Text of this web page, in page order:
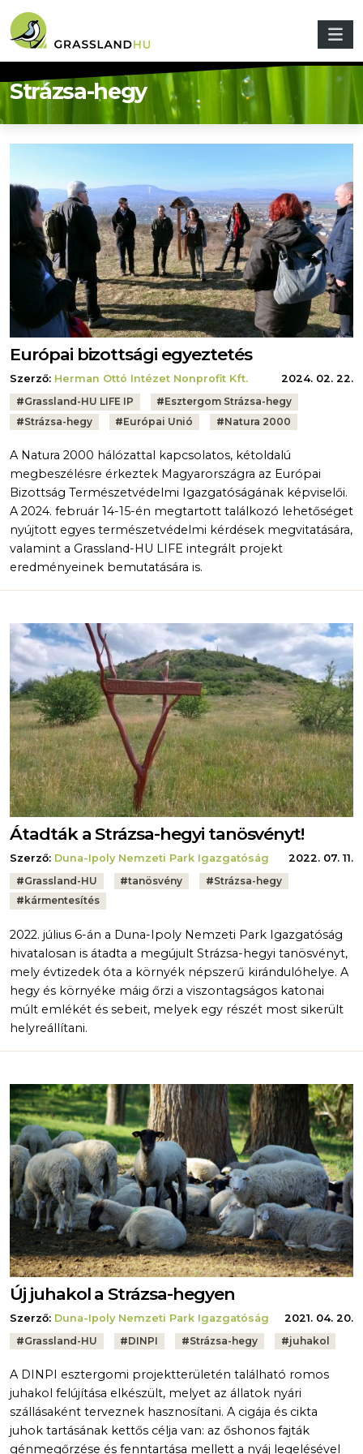
Strázsa-hegy
Európai bizottsági egyeztetés
Szerző: Herman Ottó Intézet Nonprofit Kft.
2024. 02. 22.
Tags:
#Grassland-HU LIFE IP #Esztergom Strázsa-hegy
#Strázsa-hegy #Európai Unió #Natura 2000
A Natura 2000 hálózattal kapcsolatos, kétoldalú
megbeszélésre érkeztek Magyarországra az Európai
Bizottság Természetvédelmi Igazgatóságának képviselői.
A 2024. február 14-15-én megtartott találkozó lehetőséget
nyújtott egyes természetvédelmi kérdések megvitatására,
valamint a Grassland-HU LIFE integrált projekt
eredményeinek bemutatására is.
Átadták a Strázsa-hegyi tanösvényt!
Szerző: Duna-Ipoly Nemzeti Park Igazgatóság
2022. 07. 11.
Tags:
#Grassland-HU #tanösvény #Strázsa-hegy
# kármentesítés
2022. július 6-án a Duna-Ipoly Nemzeti Park Igazgatóság
hivatalosan is átadta a megújult Strázsa-hegyi tanösvényt,
mely évtizedek óta a környék népszerű kirándulóhelye. A
hegy és környéke máig őrzi a viszontagságos katonai
múlt emlékét és sebeit, melyek egy részét most sikerült
helyreállítani.
Új juhakol a Strázsa-hegyen
Szerző: Duna-Ipoly Nemzeti Park Igazgatóság
2021. 04. 20.
Tags:
#Grassland-HU #DINPI #Strázsa-hegy #juhakol
A DINPI esztergomi projektterületén található romos
juhakol felújítása elkészült, melyet az állatok nyári
szállásaként terveznek hasznosítani. A cigája és cikta
juhok tartásának kettős célja van: az őshonos fajták
génmegőrzése és fenntartása mellett a nyáj legelésével